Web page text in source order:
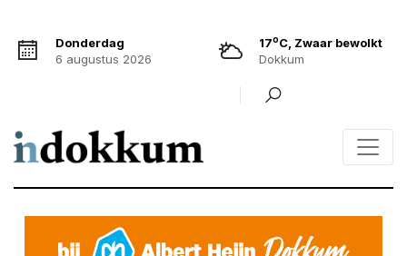
Donderdag
6 augustus 2026
17oC, Zwaar bewolkt
Dokkum